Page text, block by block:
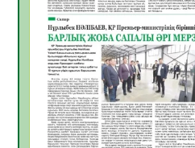
Руслан Рүстемұлы
кеңесшісі болып
05.08.2026
Цифрландыру
салынатын жаңа
талқыланды
05.08.2026